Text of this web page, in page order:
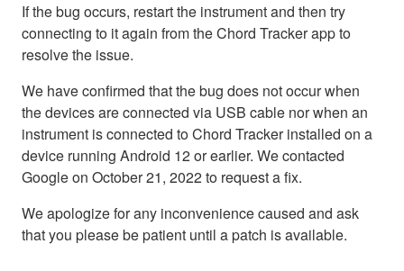
If the bug occurs, restart the instrument and then try
connecting to it again from the Chord Tracker app to
resolve the issue.
We have confirmed that the bug does not occur when
the devices are connected via USB cable nor when an
instrument is connected to Chord Tracker installed on a
device running Android 12 or earlier. We contacted
Google on October 21, 2022 to request a fix.
We apologize for any inconvenience caused and ask
that you please be patient until a patch is available.